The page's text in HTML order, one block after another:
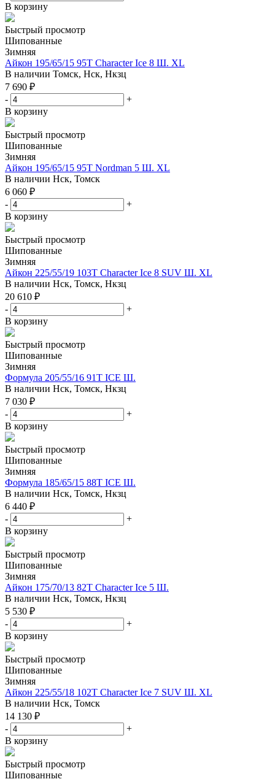
В корзину
Быстрый просмотр
Шипованные
Зимняя
Айкон 195/65/15 95T Character Ice 8 Ш. XL
В наличии Томск, Нск, Нкзц
7 690 ₽
-
+
В корзину
Быстрый просмотр
Шипованные
Зимняя
Айкон 195/65/15 95T Nordman 5 Ш. XL
В наличии Нск, Томск
6 060 ₽
-
+
В корзину
Быстрый просмотр
Шипованные
Зимняя
Айкон 225/55/19 103T Character Ice 8 SUV Ш. XL
В наличии Нск, Томск, Нкзц
20 610 ₽
-
+
В корзину
Быстрый просмотр
Шипованные
Зимняя
Формула 205/55/16 91T ICE Ш.
В наличии Нск, Томск, Нкзц
7 030 ₽
-
+
В корзину
Быстрый просмотр
Шипованные
Зимняя
Формула 185/65/15 88T ICE Ш.
В наличии Нск, Томск, Нкзц
6 440 ₽
-
+
В корзину
Быстрый просмотр
Шипованные
Зимняя
Айкон 175/70/13 82T Character Ice 5 Ш.
В наличии Нск, Томск, Нкзц
5 530 ₽
-
+
В корзину
Быстрый просмотр
Шипованные
Зимняя
Айкон 225/55/18 102T Character Ice 7 SUV Ш. XL
В наличии Нск, Томск
14 130 ₽
-
+
В корзину
Быстрый просмотр
Шипованные